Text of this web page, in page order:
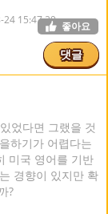
24 15:47:29 좋아요
댓글
었다면 그랬을 것
하기가 어렵다는
미국 영어를 기반
경향이 있지만 확
?